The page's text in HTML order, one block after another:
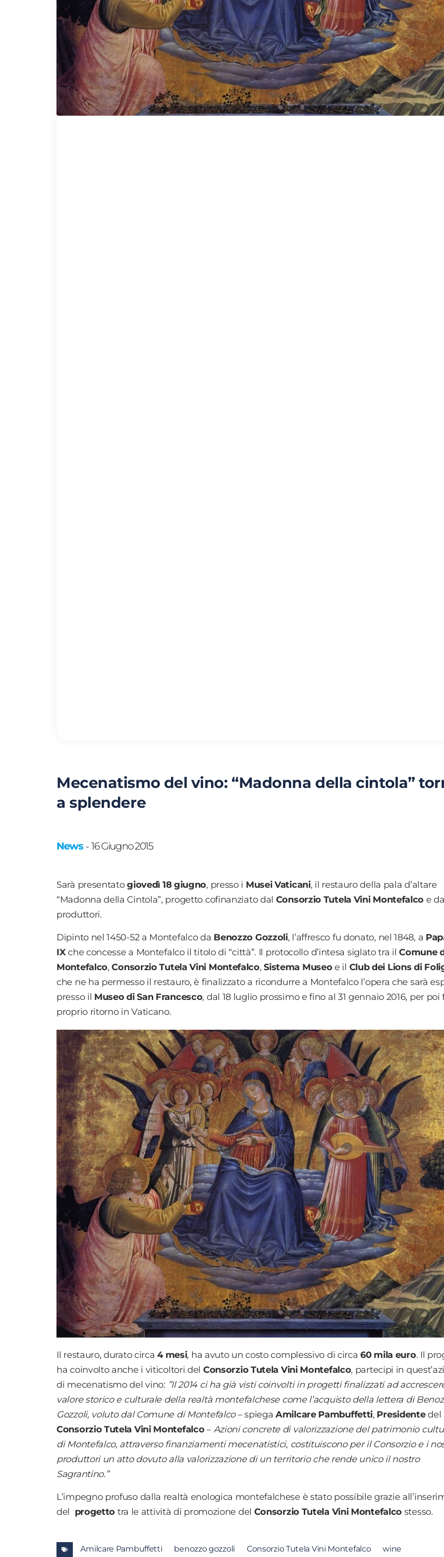
Mecenatismo del vino: “Madonna della cintola”
a splendere
News - 16 Giugno 2015
Sarà presentatogiovedì 18 giugno, presso i Musei Vaticani, il restauro della pala d’altare
“Madonna della Cintola”, progetto cofinanziato dal Consorzio Tutela Vini Montefalco e
produttori.
Dipinto nel 1450-52 a Montefalco da Benozzo Gozzoli, l’affresco fu donato, nel 1848, a
IXche concesse a Montefalco il titolo di “città”. Il protocollo d’intesa siglato tra ilComune
Montefalco,Consorzio Tutela Vini Montefalco,Sistema Museoe il Club dei Lions di
che ne ha permesso il restauro, è finalizzato a ricondurre a Montefalco l’opera che sarà
presso il Museo di San Francesco, dal 18 luglio prossimo e fino al 31 gennaio 2016, per poi
proprio ritorno in Vaticano.
Il restauro, durato circa4 mesi, ha avuto un costo complessivo di circa60 mila euro. Il
ha coinvolto anche i viticoltori del Consorzio Tutela Vini Montefalco, partecipi in
di mecenatismo del vino: ”Il 2014 ci ha già visti coinvolti in progetti finalizzati ad
valore storico e culturale della realtà montefalchese come l’acquisto della lettera di
Gozzoli, voluto dal Comune di Montefalco– spiegaAmilcare Pambuffetti, Presidentedel
Consorzio Tutela Vini Montefalco–Azioni concrete di valorizzazione del patrimonio
di Montefalco, attraverso finanziamenti mecenatistici, costituiscono per il Consorzio e i
produttori un atto dovuto alla valorizzazione di un territorio che rende unico il nostro
Sagrantino.”
L’impegno profuso dalla realtà enologica montefalchese è stato possibile grazie
del progetto tra le attività di promozione del Consorzio Tutela Vini Montefalco stesso.
Amilcare Pambuffetti benozzo gozzoli Consorzio Tutela Vini Montefalco wine